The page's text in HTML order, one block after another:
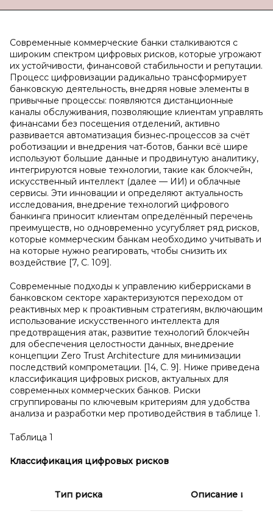
Современные коммерческие банки сталкиваются с
широким спектром цифровых рисков, которые угрожают
их устойчивости, финансовой стабильности и репутации.
Процесс цифровизации радикально трансформирует
банковскую деятельность, внедряя новые элементы в
привычные процессы: появляются дистанционные
каналы обслуживания, позволяющие клиентам управлять
финансами без посещения отделений, активно
развивается автоматизация бизнес‑процессов за счёт
роботизации и внедрения чат‑ботов, банки всё шире
используют большие данные и продвинутую аналитику,
интегрируются новые технологии, такие как блокчейн,
искусственный интеллект (далее — ИИ) и облачные
сервисы. Эти инновации и определяют актуальность
исследования, внедрение технологий цифрового
банкинга приносит клиентам определённый перечень
преимуществ, но одновременно усугубляет ряд рисков,
которые коммерческим банкам необходимо учитывать и
на которые нужно реагировать, чтобы снизить их
воздействие [7, С. 109].
Современные подходы к управлению киберрисками в
банковском секторе характеризуются переходом от
реактивных мер к проактивным стратегиям, включающим
использование искусственного интеллекта для
предотвращения атак, развитие технологий блокчейн
для обеспечения целостности данных, внедрение
концепции Zero Trust Architecture для минимизации
последствий компрометации. [14, С. 9]. Ниже приведена
классификация цифровых рисков, актуальных для
современных коммерческих банков. Риски
сгруппированы по ключевым критериям для удобства
анализа и разработки мер противодействия в таблице 1.
Таблица 1
Классификация цифровых рисков
Тип риска Описание и